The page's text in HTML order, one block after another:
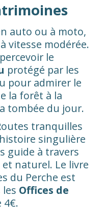
auto ou à moto,
à vitesse modérée.
le
protégé par les
pour admirer le
la forêt à la
tombée du jour.
tranquilles
singulière
guide à travers
et naturel. Le livre
du Perche est
Offices de
4€.